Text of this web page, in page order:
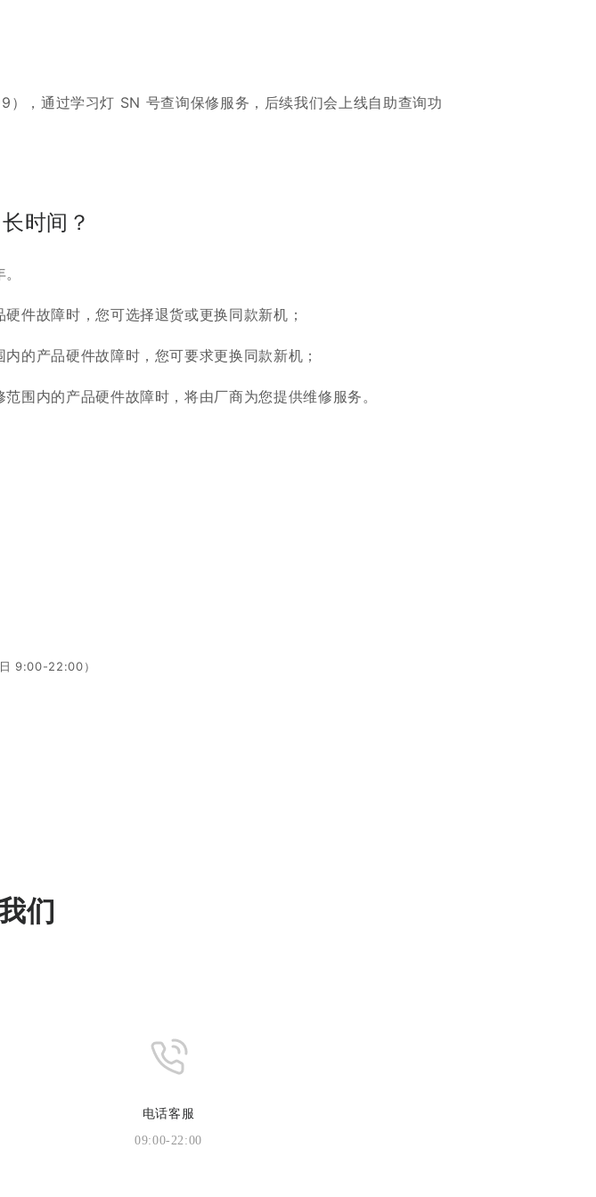
，通过学习灯 SN 号查询保修服务，后续我们会上线自助查询功
时间？
件故障时，您可选择退货或更换同款新机；
的产品硬件故障时，您可要求更换同款新机；
围内的产品硬件故障时，将由厂商为您提供维修服务。
9:00-22:00）
们
电话客服
09:00-22:00